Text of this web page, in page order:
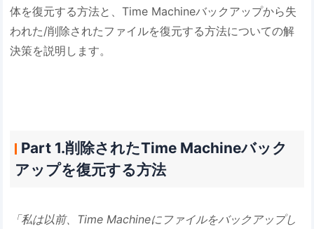
体を復元する方法と、Time Machineバックアップから失
われた/削除されたファイルを復元する方法についての解
決策を説明します。
Part 1.削除されたTime Machineバック
アップを復元する方法
「私は以前、Time Machineにファイルをバックアップし